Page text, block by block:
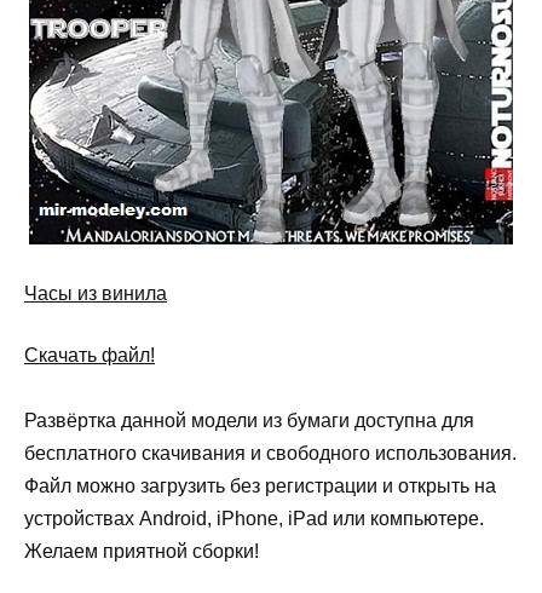
Часы из винила
Скачать файл!
Развёртка данной модели из бумаги доступна для
бесплатного скачивания и свободного использования.
Файл можно загрузить без регистрации и открыть на
устройствах Android, iPhone, iPad или компьютере.
Желаем приятной сборки!